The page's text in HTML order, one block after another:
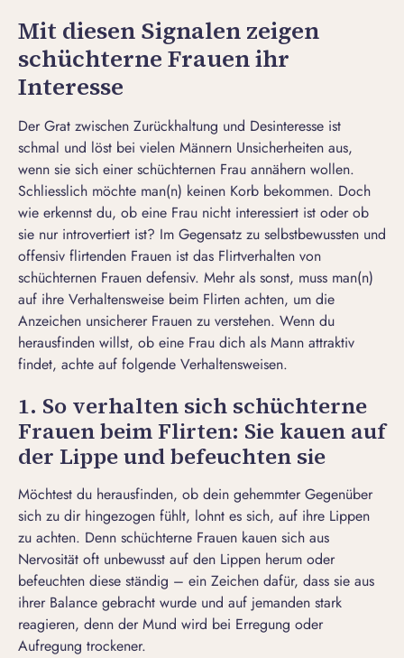
Mit diesen Signalen zeigen
schüchterne Frauen ihr
Interesse
Der Grat zwischen Zurückhaltung und Desinteresse ist
schmal und löst bei vielen Männern Unsicherheiten aus,
wenn sie sich einer schüchternen Frau annähern wollen.
Schliesslich möchte man(n) keinen Korb bekommen. Doch
wie erkennst du, ob eine Frau nicht interessiert ist oder ob
sie nur introvertiert ist? Im Gegensatz zu selbstbewussten und
offensiv flirtenden Frauen ist das Flirtverhalten von
schüchternen Frauen defensiv. Mehr als sonst, muss man(n)
auf ihre Verhaltensweise beim Flirten achten, um die
Anzeichen unsicherer Frauen zu verstehen. Wenn du
herausfinden willst, ob eine Frau dich als Mann attraktiv
findet, achte auf folgende Verhaltensweisen.
1. So verhalten sich schüchterne
Frauen beim Flirten: Sie kauen auf
der Lippe und befeuchten sie
Möchtest du herausfinden, ob dein gehemmter Gegenüber
sich zu dir hingezogen fühlt, lohnt es sich, auf ihre Lippen
zu achten. Denn schüchterne Frauen kauen sich aus
Nervosität oft unbewusst auf den Lippen herum oder
befeuchten diese ständig – ein Zeichen dafür, dass sie aus
ihrer Balance gebracht wurde und auf jemanden stark
reagieren, denn der Mund wird bei Erregung oder
Aufregung trockener.